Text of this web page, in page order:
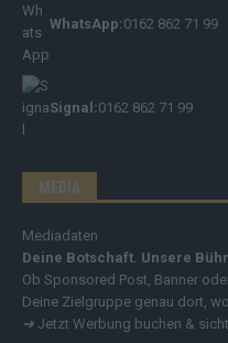
WhatsApp:0162 862 71 99
Signal:0162 862 71 99
MEDIA
Mediadaten
Deine Botschaft. Unsere
Ob Sponsored Post, Banner
Deine Zielgruppe genau dort,
➔ Jetzt Werbung buchen &